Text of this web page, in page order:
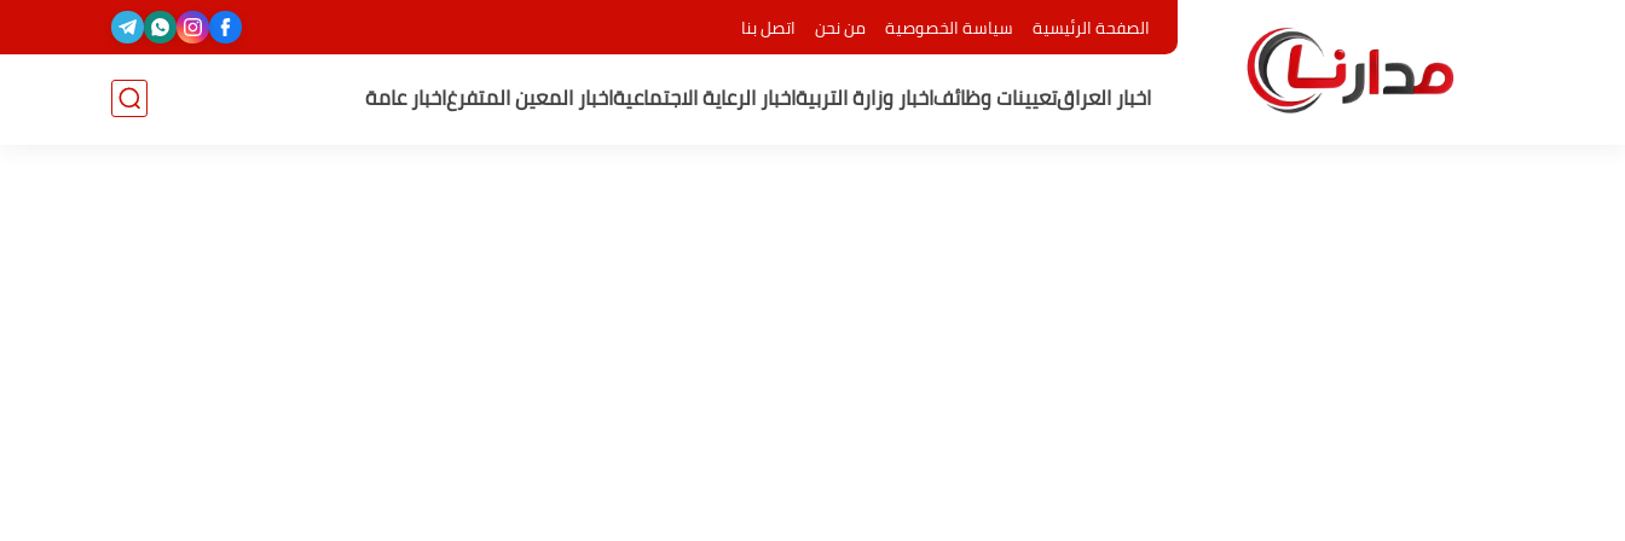
الصفحة الرئيسية سياسة الخصوصية من نحن اتصل بنا
اخبار العراقتعيينات وظائفاخبار وزارة التربيةاخبار الرعاية الاجتماعيةاخبار المعين المتفرغاخبار عامة